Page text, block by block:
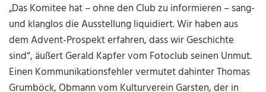
„Das Komitee hat – ohne den Club zu informieren – sang-
und klanglos die Ausstellung liquidiert. Wir haben aus
dem Advent-Prospekt erfahren, dass wir Geschichte
sind“, äußert Gerald Kapfer vom Fotoclub seinen Unmut.
Einen Kommunikationsfehler vermutet dahinter Thomas
Grumböck, Obmann vom Kulturverein Garsten, der in